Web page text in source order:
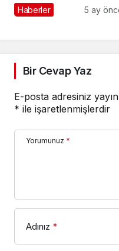
Haberler 5 ay
Bir Cevap Yaz
E-posta adresiniz
* ile işaretlenmişlerdir
Yorumunuz *
Adınız *